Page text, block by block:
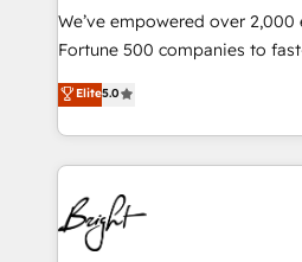
Marketing Enablement
2018 Website Design HubSpot
Growth-Driven Design Agency
Sales Enablement HubSpot
HubSpot COS Performance
COS Design Award 🏆2013
We’ve empowered over
Fortune 500 companies to
and nonprofits — to streamline
revenue, and unlock the full
With deep technical and
automation, integration, and
lasting impact. We specialize in: • Turnkey and end-
to-end HubSpot
Sales, Service, Marketing &
Elite5.0